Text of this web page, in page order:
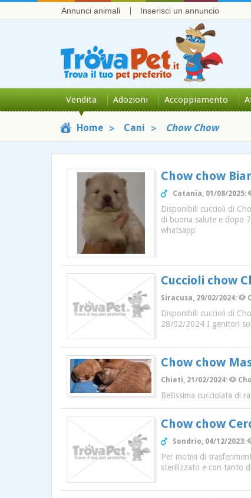
Annunci animali Inserisci un annuncio
Vendita Adozioni Accoppiamento
Home Cani Chow Chow
Chow chow
Catania, 01/08/
Disponibili cuccioli di
di buona salute e dopo
whatsapp
Cuccioli chow
Siracusa, 29/02/2024:
Disponibili cuccioli di
28/02/2024 I genitori
Chow chow
Chieti, 21/02/2024: 🐶
Bellissima cucciolata di
Chow chow
Sondrio, 04/12/
Per motivi di
sterilizzato e con tanto